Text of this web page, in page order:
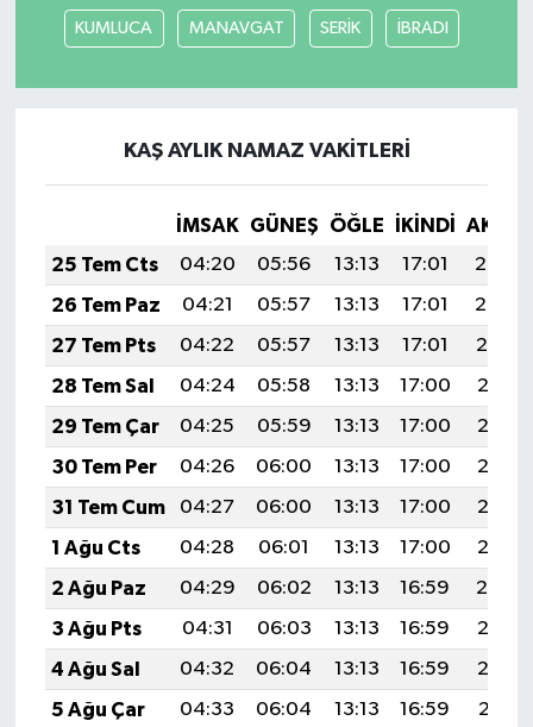
KUMLUCA MANAVGAT SERİK İBRADI
KAŞ AYLIK NAMAZ VAKITLERI
İMSAK GÜNEŞ ÖĞLE İKINDI
25 Tem Cts
04:20 05:56 13:13 17:01
20:20
26 Tem Paz
04:21 05:57 13:13 17:01
20:20
27 Tem Pts
04:22 05:57 13:13 17:01
20:19
28 Tem Sal
04:24 05:58 13:13 17:00
20:18
29 Tem Çar
04:25 05:59 13:13 17:00
20:17
30 Tem Per
04:26 06:00 13:13 17:00
20:16
31 Tem Cum
04:27 06:00 13:13 17:00
20:15
1 Ağu Cts
04:28 06:01 13:13 17:00
20:15
2 Ağu Paz
04:29 06:02 13:13 16:59
20:14
3 Ağu Pts
04:31 06:03 13:13 16:59
20:13
4 Ağu Sal
04:32 06:04 13:13 16:59
20:12
5 Ağu Çar
04:33 06:04 13:13 16:59
20:11